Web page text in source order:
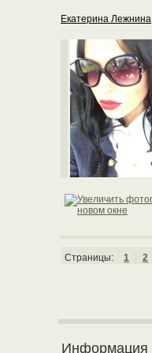
Екатерина Лежнина
Страницы: 1 2
Информация